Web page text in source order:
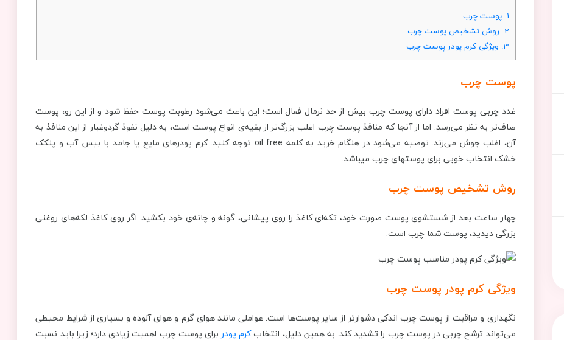
1. پوست چرب
2. روش تشخیص پوست چرب
3. ویژگی کرم پودر پوست چرب
پوست چرب
غدد چربی پوست افراد دارای پوست چرب بیش از حد نرمال فعال است؛ این باعث می‌شود رطوبت پوست حفظ شود و از این رو، پوست
صاف‌تر به نظر می‌رسد. اما از آنجا که منافذ پوست چرب اغلب بزرگ‌تر از بقیه‌ی انواع پوست است، به دلیل نفوذ گردوغبار از این منافذ به
خشک انتخاب خوبی برای پوست‎های چرب می‎باشد.
روش تشخیص پوست چرب
چهار ساعت بعد از شستشوی پوست صورت خود، تکه‌ای کاغذ را روی پیشانی، گونه و چانه‌ی خود بکشید. اگر روی کاغذ لکه‌های روغنی
بزرگی دیدید، پوست شما چرب است.
ویژگی کرم پودر پوست چرب
نگهداری و مراقبت از پوست چرب اندکی دشوارتر از سایر پوست‌ها است. عواملی مانند هوای گرم و هوای آلوده و بسیاری از شرایط محیطی
می‎‌تواند ترشح چربی در پوست چرب را تشدید کند. به همین دلیل، انتخاب
کرم پودربرای پوست چرب اهمیت زیادی دارد؛ زیرا باید نسبت